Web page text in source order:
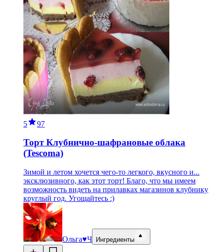
5 97
Торт Клубнично-шафрановые облака
(Tescoma)
Зимой и летом хочется чего-то легкого, вкусного и...
эксклюзивного, как этот торт! Благо, что мы имеем
возможность видеть на прилавках магазинов клубнику
круглый год. Угощайтесь :)
Ольга♥Ч Ингредиенты